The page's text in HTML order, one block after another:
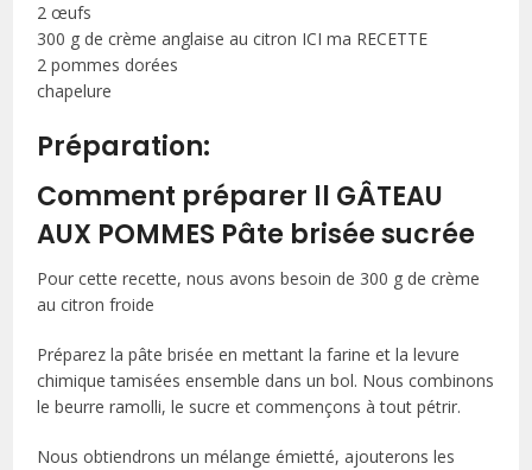
2 œufs
300 g de crème anglaise au citron ICI ma RECETTE
2 pommes dorées
chapelure
Préparation:
Comment préparer ll GÂTEAU
AUX POMMES Pâte brisée sucrée
Pour cette recette, nous avons besoin de 300 g de crème
au citron froide
Préparez la pâte brisée en mettant la farine et la levure
chimique tamisées ensemble dans un bol. Nous combinons
le beurre ramolli, le sucre et commençons à tout pétrir.
Nous obtiendrons un mélange émietté, ajouterons les